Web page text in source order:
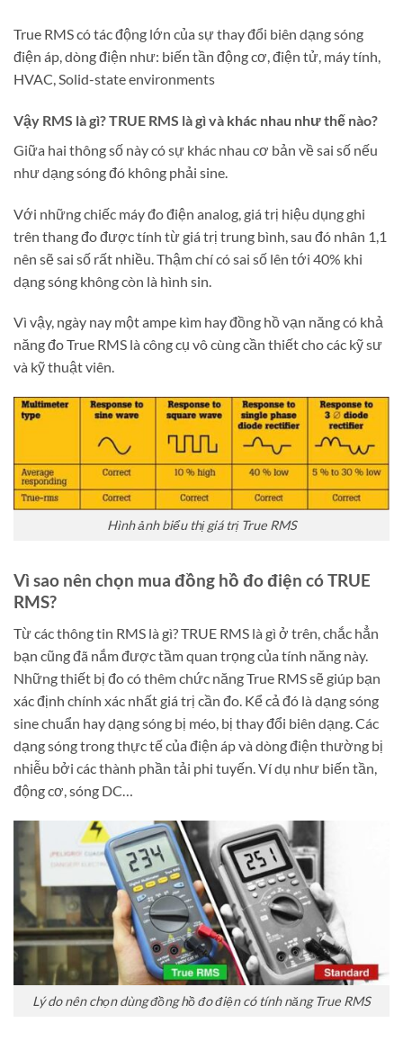
True RMS có tác động lớn của sự thay đổi biên dạng sóng
điện áp, dòng điện như: biến tần động cơ, điện tử, máy tính,
HVAC, Solid-state environments
Vậy RMS là gì? TRUE RMS là gì và khác nhau như thế nào?
Giữa hai thông số này có sự khác nhau cơ bản về sai số nếu
như dạng sóng đó không phải sine.
Với những chiếc máy đo điện analog, giá trị hiệu dụng ghi
trên thang đo được tính từ giá trị trung bình, sau đó nhân 1,1
nên sẽ sai số rất nhiều. Thậm chí có sai số lên tới 40% khi
dạng sóng không còn là hình sin.
Vì vậy, ngày nay một ampe kìm hay đồng hồ vạn năng có khả
năng đo True RMS là công cụ vô cùng cần thiết cho các kỹ sư
và kỹ thuật viên.
Hình ảnh biểu thị giá trị True RMS
Vì sao nên chọn mua đồng hồ đo điện có TRUE
RMS?
Từ các thông tin RMS là gì? TRUE RMS là gì ở trên, chắc hẳn
bạn cũng đã nắm được tầm quan trọng của tính năng này.
Những thiết bị đo có thêm chức năng True RMS sẽ giúp bạn
xác định chính xác nhất giá trị cần đo. Kể cả đó là dạng sóng
sine chuẩn hay dạng sóng bị méo, bị thay đổi biên dạng. Các
dạng sóng trong thực tế của điện áp và dòng điện thường bị
nhiễu bởi các thành phần tải phi tuyến. Ví dụ như biến tần,
động cơ, sóng DC…
Lý do nên chọn dùng đồng hồ đo điện có tính năng True RMS